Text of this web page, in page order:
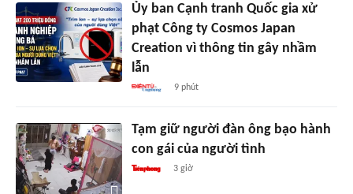
Ủy ban Cạnh tranh Quốc gia xử
phạt Công ty Cosmos Japan
Creation vì thông tin gây nhầm
lẫn
9 phút
Tạm giữ người đàn ông bạo hành
con gái của người tình
3 giờ